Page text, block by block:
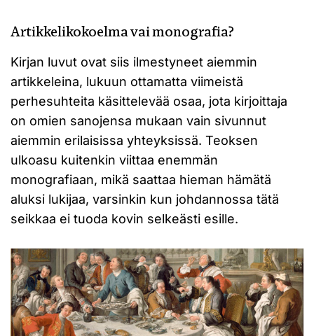
Artikkelikokoelma vai monografia?
Kirjan luvut ovat siis ilmestyneet aiemmin
artikkeleina, lukuun ottamatta viimeistä
perhesuhteita käsittelevää osaa, jota kirjoittaja
on omien sanojensa mukaan vain sivunnut
aiemmin erilaisissa yhteyksissä. Teoksen
ulkoasu kuitenkin viittaa enemmän
monografiaan, mikä saattaa hieman hämätä
aluksi lukijaa, varsinkin kun johdannossa tätä
seikkaa ei tuoda kovin selkeästi esille.